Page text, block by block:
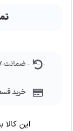
ضمانت ۷ روزه بازگشت کالا
خرید قسطی ۱۸ ماهه
این